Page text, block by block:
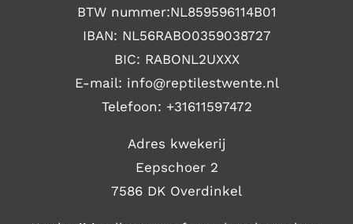
BTW nummer:NL859596114B01
IBAN: NL56RABO0359038727
BIC: RABONL2UXXX
E-mail: info@reptilestwente.nl
Telefoon: +31611597472
Adres kwekerij
Eepschoer 2
7586 DK Overdinkel